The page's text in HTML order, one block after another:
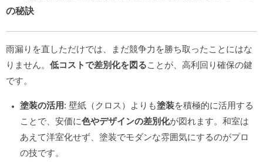
の秘訣
雨漏りを直しただけでは、まだ競争力を勝ち取ったことにはな
りません。 低コストで差別化を図ることが、高利回り確保の鍵
です。
塗装の活用: 壁紙（クロス）よりも塗装を積極的に活用する
ことで、安価に色やデザインの差別化が図れます。和室は
あえて洋室化せず、塗装でモダンな雰囲気にするのがプロ
の技です。